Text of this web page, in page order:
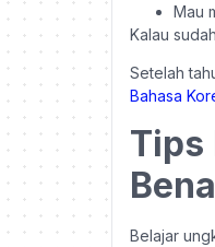
Mau
Kalau
Setelah
Bahasa
Tips
Belajar